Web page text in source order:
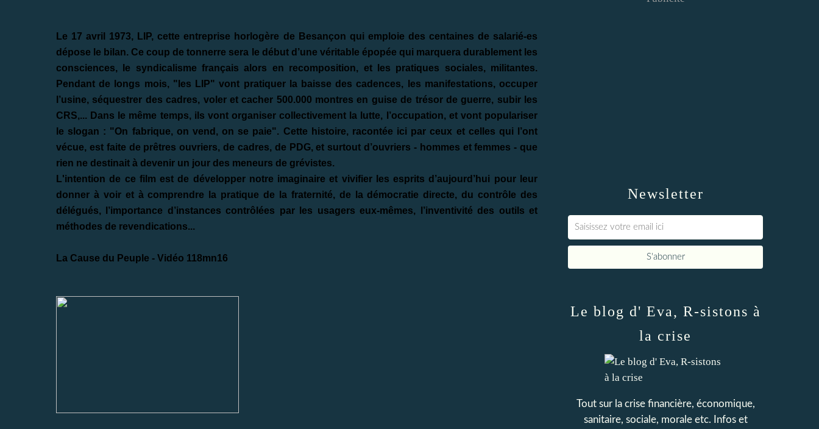
Le 17 avril 1973, LIP, cette entreprise horlogère de Besançon qui emploie des centaines de salarié-es
dépose le bilan. Ce coup de tonnerre sera le début d’une véritable épopée qui marquera durablement les
consciences, le syndicalisme français alors en recomposition, et les pratiques sociales, militantes.
Pendant de longs mois, "les LIP" vont pratiquer la baisse des cadences, les manifestations, occuper
l’usine, séquestrer des cadres, voler et cacher 500.000 montres en guise de trésor de guerre, subir les
CRS,... Dans le même temps, ils vont organiser collectivement la lutte, l’occupation, et vont populariser
le slogan : "On fabrique, on vend, on se paie". Cette histoire, racontée ici par ceux et celles qui l’ont
vécue, est faite de prêtres ouvriers, de cadres, de PDG, et surtout d’ouvriers - hommes et femmes - que
rien ne destinait à devenir un jour des meneurs de grévistes.
L'intention de ce film est de développer notre imaginaire et vivifier les esprits d’aujourd’hui pour leur
donner à voir et à comprendre la pratique de la fraternité, de la démocratie directe, du contrôle des
délégués, l’importance d’instances contrôlées par les usagers eux-mêmes, l’inventivité des outils et
méthodes de revendications...
La Cause du Peuple - Vidéo 118mn16
Newsletter
Le blog d' Eva, R-sistons à
la crise
Tout sur la crise financière, économique,
sanitaire, sociale, morale etc. Infos et